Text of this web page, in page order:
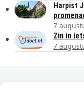
Harpist
7
Zin in
7